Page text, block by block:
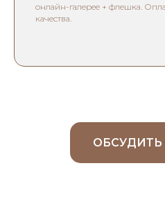
онлайн-галерее + флешка.
качества.